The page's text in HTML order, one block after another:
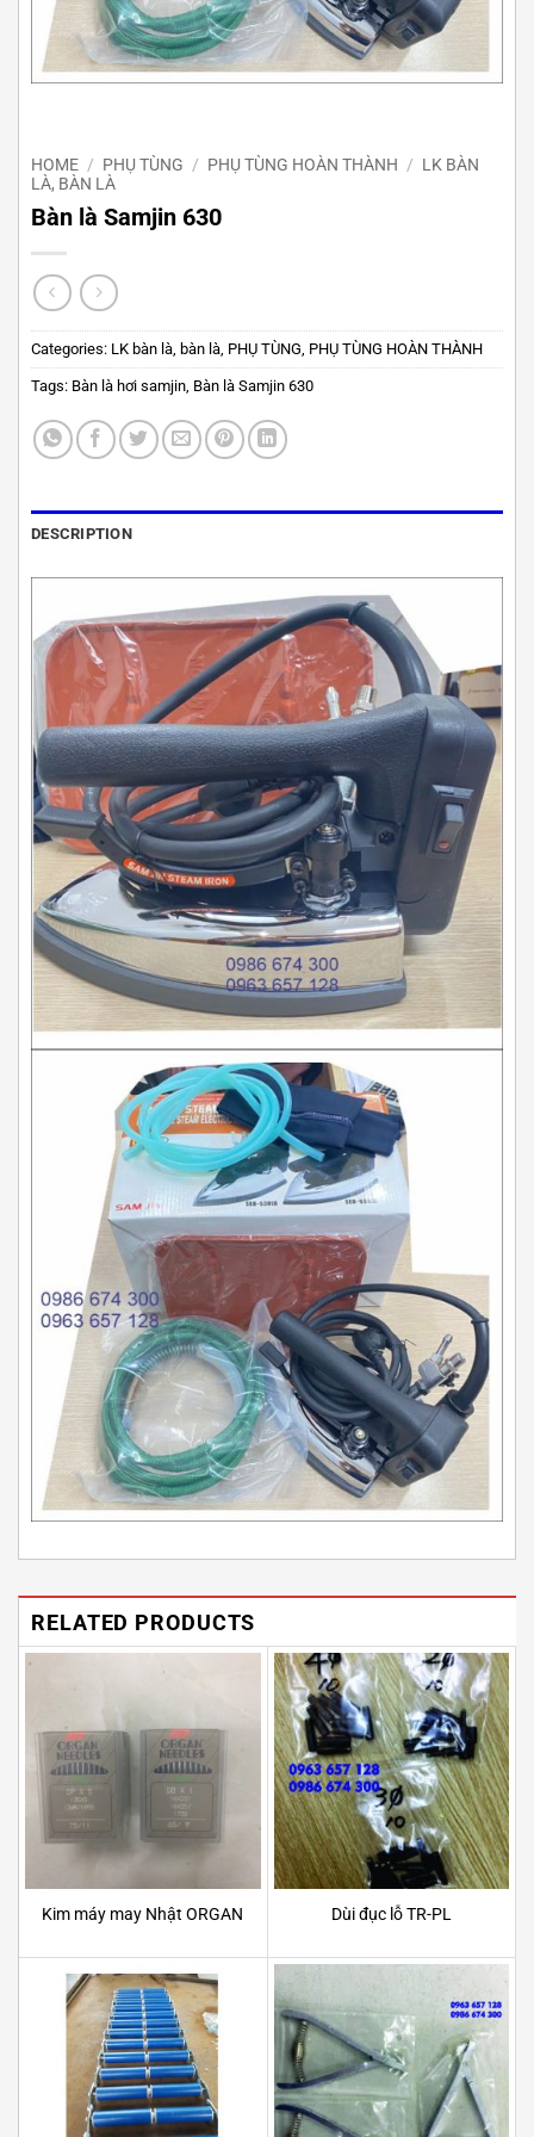
HOME / PHỤ TÙNG / PHỤ TÙNG HOÀN THÀNH / LK BÀN
LÀ, BÀN LÀ
Bàn là Samjin 630
Categories: LK bàn là, bàn là, PHỤ TÙNG, PHỤ TÙNG HOÀN THÀNH
Tags: Bàn là hơi samjin, Bàn là Samjin 630
DESCRIPTION
RELATED PRODUCTS
Kim máy may Nhật ORGAN Dùi đục lỗ TR-PL